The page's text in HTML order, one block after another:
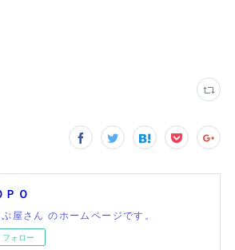
ＰＯ
ぷ屋さん のホームページです。
フォロー